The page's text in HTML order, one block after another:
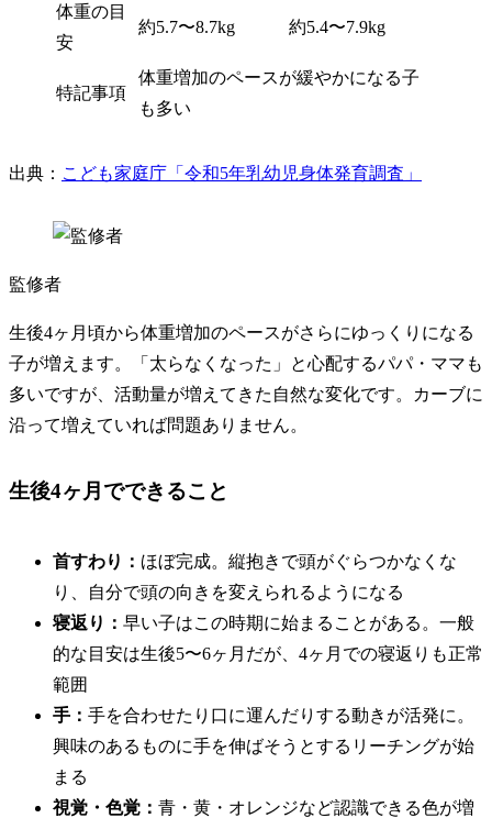
体重の目
安
約5.7〜8.7kg 約5.4〜7.9kg
特記事項
体重増加のペースが緩やかになる子
も多い
出典： こども家庭庁「令和5年乳幼児身体発育調査」
監修者
生後4ヶ月頃から体重増加のペースがさらにゆっくりになる
子が増えます。「太らなくなった」と心配するパパ・ママも
多いですが、活動量が増えてきた自然な変化です。カーブに
沿って増えていれば問題ありません。
生後4ヶ月でできること
首すわり： ほぼ完成。縦抱きで頭がぐらつかなくな
り、自分で頭の向きを変えられるようになる
寝返り： 早い子はこの時期に始まることがある。一般
的な目安は生後5〜6ヶ月だが、4ヶ月での寝返りも正常
範囲
手： 手を合わせたり口に運んだりする動きが活発に。
興味のあるものに手を伸ばそうとするリーチングが始
まる
視覚・色覚： 青・黄・オレンジなど認識できる色が増